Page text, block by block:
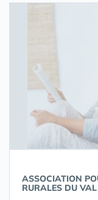
ASSOCIATION
RURALES DU